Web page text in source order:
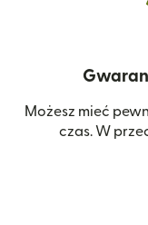
Możesz mieć
czas. W